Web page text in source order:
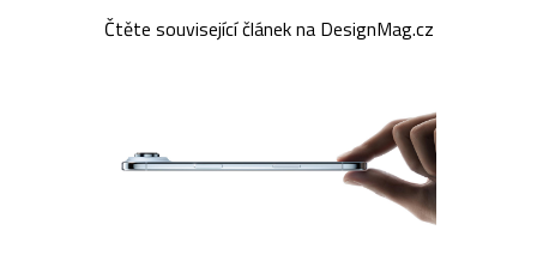
Čtěte související článek na DesignMag.cz